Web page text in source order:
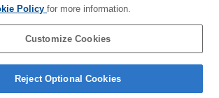
configuração de prioridade da
BLUETOOTH(Qualidade da
Bluetooth)
doDSEE Extreme
de longo alcance)
doDSEE HX(Compensação de
de idioma
Policyfor more information.
Customize Cookies
Reject Optional Cookies